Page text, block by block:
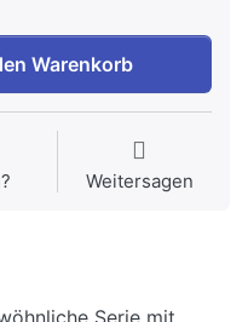
Warenkorb
Weitersagen